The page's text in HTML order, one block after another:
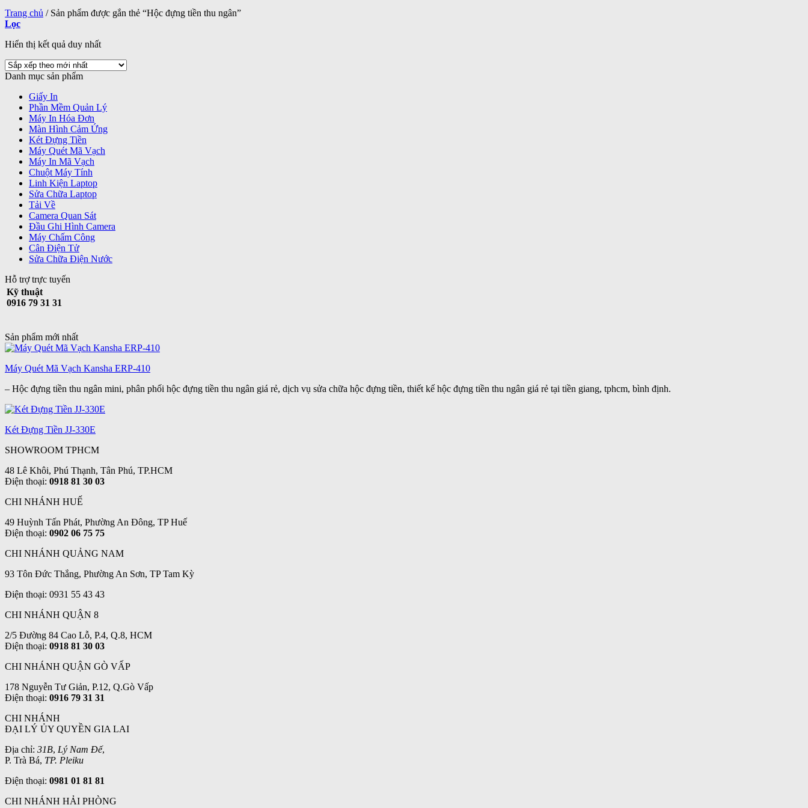
Trang chủ /Sản phẩm được gắn thẻ “Hộc đựng tiền thu ngân”
Lọc
Hiển thị kết quả duy nhất
Danh mục sản phẩm
Giấy In
Phần Mềm Quản Lý
Máy In Hóa Đơn
Màn Hình Cảm Ứng
Két Đựng Tiền
Máy Quét Mã Vạch
Máy In Mã Vạch
Chuột Máy Tính
Linh Kiện Laptop
Sửa Chữa Laptop
Tải Về
Camera Quan Sát
Đầu Ghi Hình Camera
Máy Chấm Công
Cân Điện Tử
Sửa Chữa Điện Nước
Hỗ trợ trực tuyến
Kỹ thuật
0916 79 31 31
Sản phẩm mới nhất
Máy Quét Mã Vạch Kansha ERP-410
– Hộc đựng tiền thu ngân mini, phân phối hộc đựng tiền thu ngân giá rẻ, dịch vụ sửa chữa hộc đựng tiền, thiết kế hộc đựng tiền thu ngân giá rẻ tại tiền giang, tphcm, bình định.
Két Đựng Tiền JJ-330E
SHOWROOM TPHCM
48 Lê Khôi, Phú Thạnh, Tân Phú, TP.HCM
Điện thoại: 0918 81 30 03
CHI NHÁNH HUẾ
49 Huỳnh Tấn Phát, Phường An Đông, TP Huế
Điện thoại: 0902 06 75 75
CHI NHÁNH QUẢNG NAM
93 Tôn Đức Thắng, Phường An Sơn, TP Tam Kỳ
Điện thoại: 0931 55 43 43
CHI NHÁNH QUẬN 8
2/5 Đường 84 Cao Lỗ, P.4, Q.8, HCM
Điện thoại: 0918 81 30 03
CHI NHÁNH QUẬN GÒ VẤP
178 Nguyễn Tư Giản, P.12, Q.Gò Vấp
Điện thoại: 0916 79 31 31
CHI NHÁNH
ĐẠI LÝ ỦY QUYỀN GIA LAI
Địa chỉ: 31B, Lý Nam Đế,
P. Trà Bá, TP. Pleiku
Điện thoại: 0981 01 81 81
CHI NHÁNH HẢI PHÒNG